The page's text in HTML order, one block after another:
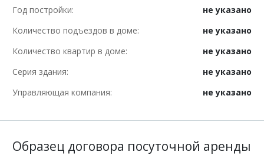
Год постройки:
не указано
Количество подъездов в доме:
не указано
Количество квартир в доме:
не указано
Серия здания:
не указано
Управляющая компания:
не указано
Образец договора посуточной аренды